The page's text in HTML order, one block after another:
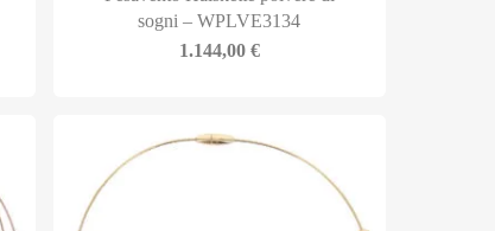
sogni – WPLVE3134
1.144,00 €